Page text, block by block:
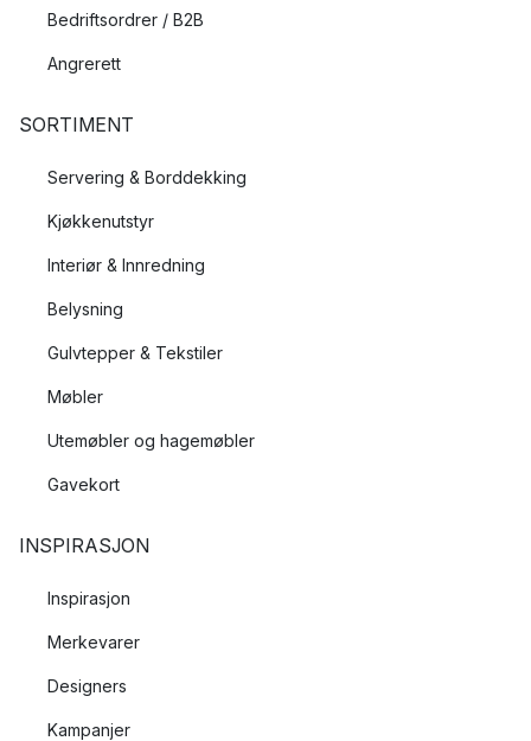
Bedriftsordrer / B2B
Angrerett
SORTIMENT
Servering & Borddekking
Kjøkkenutstyr
Interiør & Innredning
Belysning
Gulvtepper & Tekstiler
Møbler
Utemøbler og hagemøbler
Gavekort
INSPIRASJON
Inspirasjon
Merkevarer
Designers
Kampanjer